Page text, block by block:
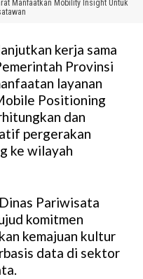
Manfaatkan Mobility Insight Untuk
kerja sama
Provinsi
layanan
Positioning
dan
pergerakan
ke wilayah
Pariwisata
komitmen
kemajuan kultur
data di sektor